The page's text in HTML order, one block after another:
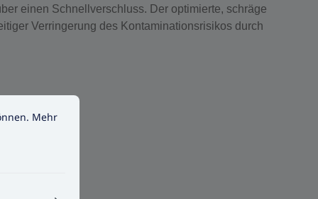
einen Schnellverschluss. Der optimierte, schräge
Verringerung des Kontaminationsrisikos durch
Mehr Informationen ...
Mehr